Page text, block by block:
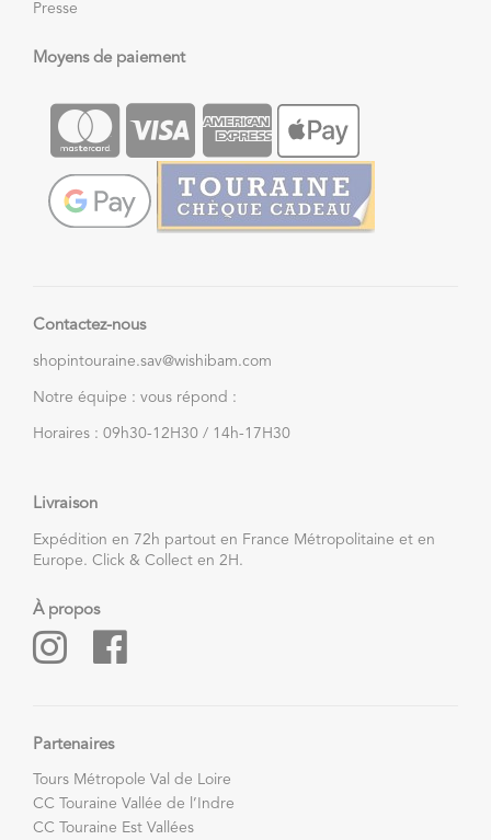
Presse
Moyens de paiement
Contactez-nous
shopintouraine.sav@wishibam.com
Notre équipe : vous répond :
Horaires : 09h30-12H30 / 14h-17H30
Livraison
Expédition en 72h partout en France Métropolitaine et en
Europe. Click & Collect en 2H.
À propos
Partenaires
Tours Métropole Val de Loire
CC Touraine Vallée de l’Indre
CC Touraine Est Vallées